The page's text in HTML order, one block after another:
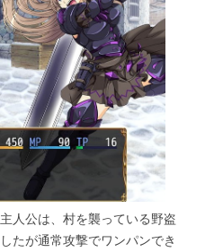
人公は、村を襲っている野盗
たが通常攻撃でワンパンでき